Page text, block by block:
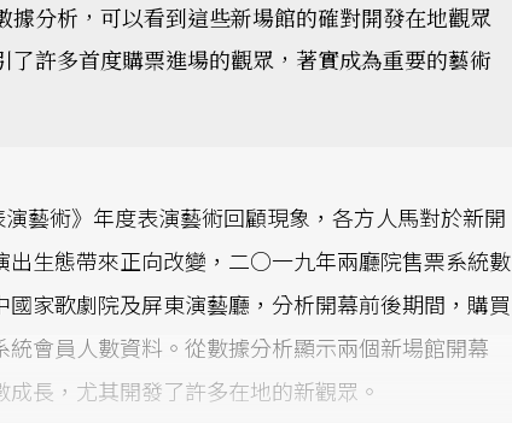
分析，可以看到這些新場館的確對開發在地觀眾
許多首度購票進場的觀眾，著實成為重要的藝術
藝術》年度表演藝術回顧現象，各方人馬對於新開
出生態帶來正向改變，二○一九年兩廳院售票系統數
家歌劇院及屏東演藝廳，分析開幕前後期間，購買
會員人數資料。從數據分析顯示兩個新場館開幕
長，尤其開發了許多在地的新觀眾。